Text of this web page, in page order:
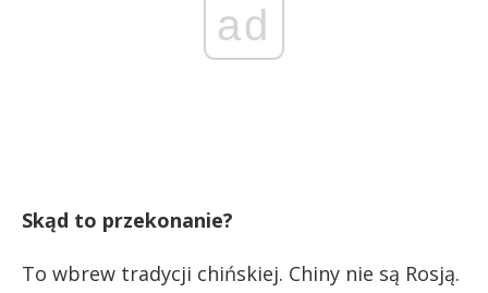
ad
Skąd to przekonanie?
To wbrew tradycji chińskiej. Chiny nie są Rosją.